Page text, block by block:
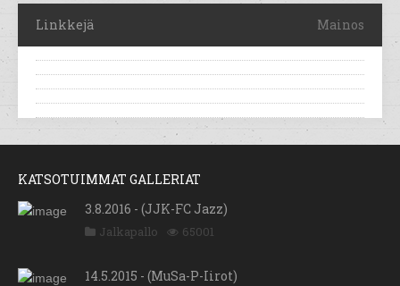
Linkkejä Mainos
KATSOTUIMMAT GALLERIAT
3.8.2016 - (JJK-FC Jazz)
Jalkapallo 65001
14.5.2015 - (MuSa-P-Iirot)